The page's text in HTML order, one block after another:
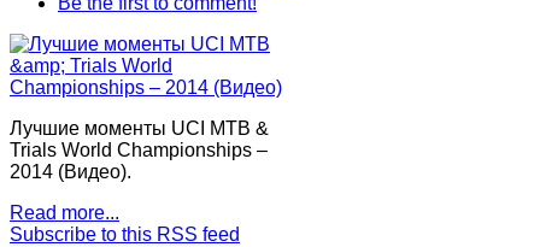
Лучшие моменты UCI MTB &
Trials World Championships –
2014 (Видео).
Read more...
Subscribe to this RSS feed